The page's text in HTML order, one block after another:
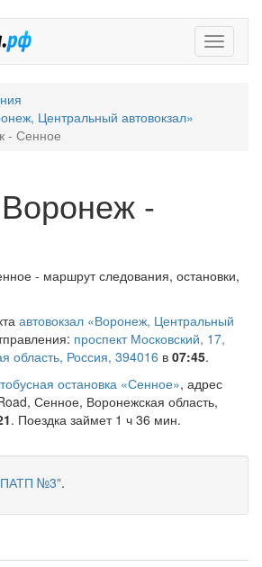
Центральный автовокзал»
- Сенное
-
- маршрут следования, остановки,
автовокзал «Воронеж, Центральный
проспект Московский, 17,
область, Россия, 394016 в 07:45.
остановка «Сенное», адрес
Сенное, Воронежская область,
. Поездка займет 1 ч 36 мин.
№3".